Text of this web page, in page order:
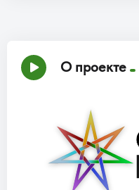
О проекте